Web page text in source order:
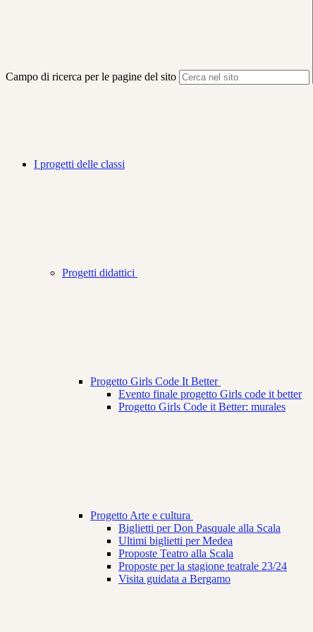
Campo di ricerca per le pagine del sito
I progetti delle classi
Progetti didattici
Progetto Girls Code It Better
Evento finale progetto Girls code it better
Progetto Girls Code it Better: murales
Progetto Arte e cultura
Biglietti per Don Pasquale alla Scala
Ultimi biglietti per Medea
Proposte Teatro alla Scala
Proposte per la stagione teatrale 23/24
Visita guidata a Bergamo